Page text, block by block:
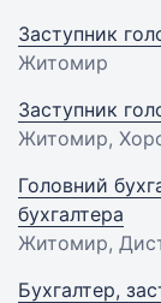
Заступник
Житомир
Заступник
Житомир,
Головний
бухгалтера
Житомир,
Бухгалтер,